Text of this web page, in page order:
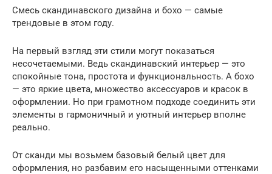
Смесь скандинавского дизайна и бохо — самые
трендовые в этом году.
На первый взгляд эти стили могут показаться
несочетаемыми. Ведь скандинавский интерьер — это
спокойные тона, простота и функциональность. А бохо
— это яркие цвета, множество аксессуаров и красок в
оформлении. Но при грамотном подходе соединить эти
элементы в гармоничный и уютный интерьер вполне
реально.
От сканди мы возьмем базовый белый цвет для
оформления, но разбавим его насыщенными оттенками